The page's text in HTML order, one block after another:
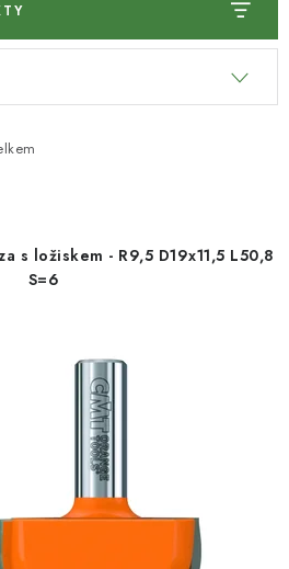
s ložiskem - R9,5 D19x11,5 L50,8
S=6